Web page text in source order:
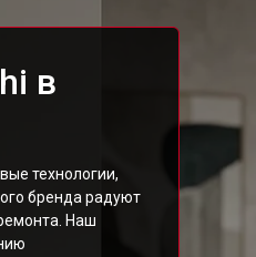
в
технологии,
бренда радуют
Наш